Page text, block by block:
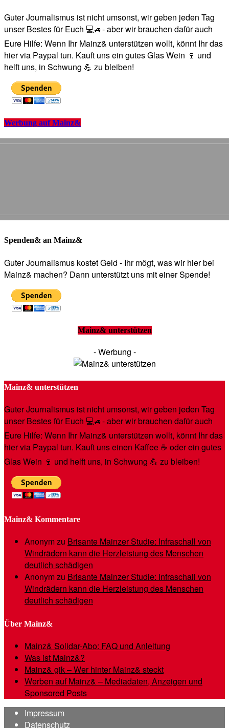
Guter Journalismus ist nicht umsonst, wir geben jeden Tag
unser Bestes für Euch 💻🚙- aber wir brauchen dafür auch
Eure Hilfe: Wenn Ihr Mainz& unterstützen wollt, könnt Ihr das
hier via Paypal tun. Kauft uns ein gutes Glas Wein 🍷 und
helft uns, in Schwung 💪 zu bleiben!
Werbung auf Mainz&
Spenden& an Mainz&
Guter Journalismus kostet Geld - Ihr mögt, was wir hier bei
Mainz& machen? Dann unterstützt uns mit einer Spende!
Mainz& unterstützen
- Werbung -
Mainz& unterstützen
Guter Journalismus ist nicht umsonst, wir geben jeden Tag
unser Bestes für Euch 💻🚙- aber wir brauchen dafür auch
Eure Hilfe: Wenn Ihr Mainz& unterstützen wollt, könnt Ihr das
hier via Paypal tun. Kauft uns einen Kaffee ☕️ oder ein gutes
Glas Wein 🍷 und helft uns, in Schwung 💪 zu bleiben!
Mainz& Kommentare
Anonymzu Brisante Mainzer Studie: Infraschall von
Windrädern kann die Herzleistung des Menschen
deutlich schädigen
Anonymzu Brisante Mainzer Studie: Infraschall von
Windrädern kann die Herzleistung des Menschen
deutlich schädigen
Über Mainz&
Mainz& Solidar-Abo: FAQ und Anleitung
Was ist Mainz&?
Mainz& gik – Wer hinter Mainz& steckt
Werben auf Mainz& – Mediadaten, Anzeigen und
Sponsored Posts
Impressum
Datenschutz